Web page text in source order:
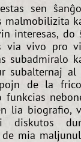
sen
malmobilizita
interesas, do
via vivo pro
subadmiralo
subalternaj
de la
lia biografio,
diskutos
mia